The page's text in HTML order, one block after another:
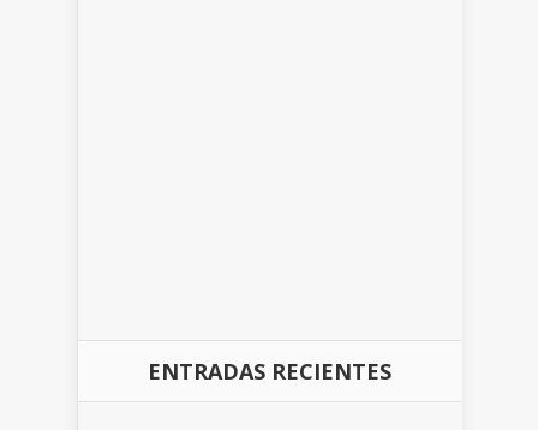
ENTRADAS RECIENTES